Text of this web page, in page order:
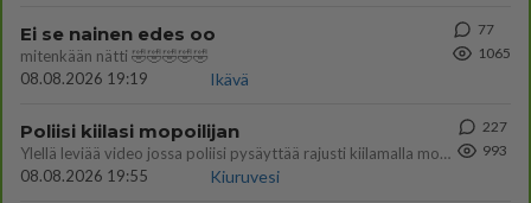
Ei se nainen edes oo
mitenkään nätti 🤣🤣🤣🤣🤣
08.08.2026 19:19
Ikävä
77
1065
Poliisi kiilasi mopoilijan
Ylellä leviää video jossa poliisi pysäyttää rajusti kiilamalla mopo pojan. Toivottavasti poliisi ottaa tuosta mallia myö
08.08.2026 19:55
Kiuruvesi
227
993